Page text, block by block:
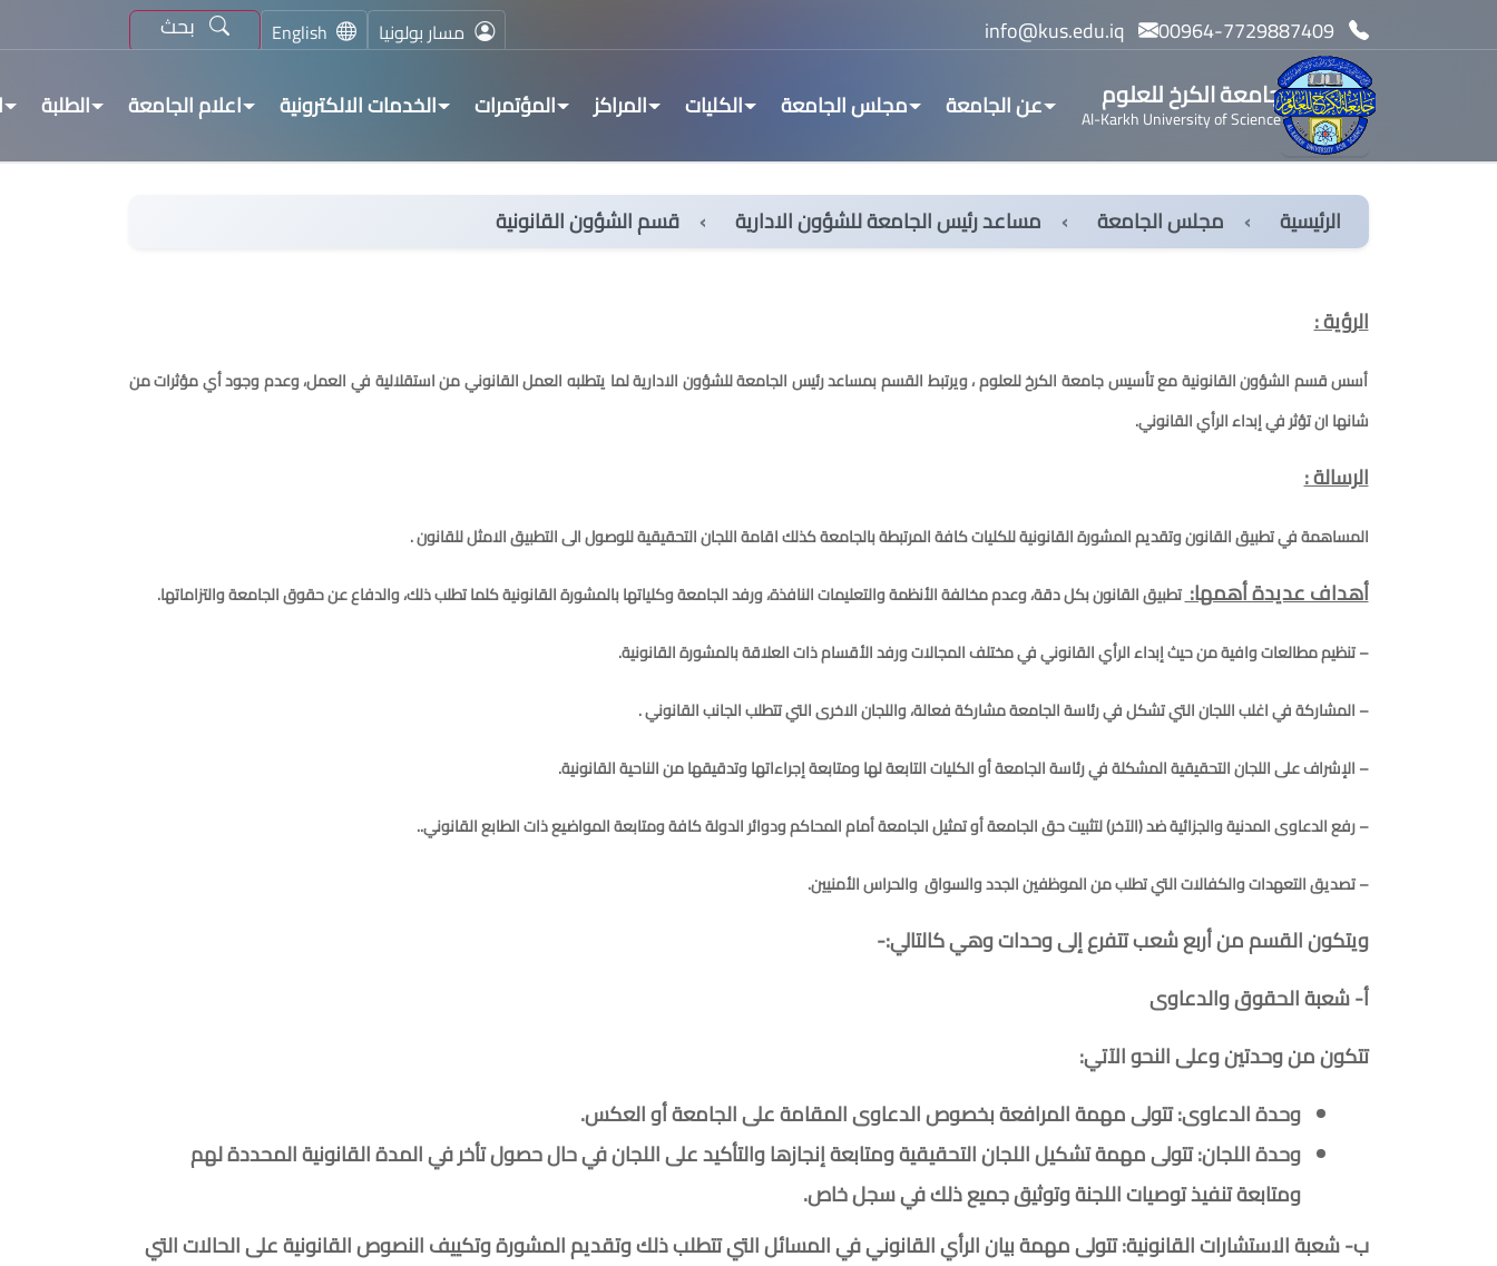
info@kus.edu.iq مسار بولونيا بحث
جامعة الكرخ للعلوم
Al-Karkh University of Science عن الجامعة مجلس الجامعة الكليات المراكز المؤتمرات الخدمات الالكترونية اعلام الجامعة الطلبة
الرئيسية مجلس الجامعة مساعد رئيس الجامعة للشؤون الادارية قسم الشؤون القانونية
الرؤية :
أسس قسم الشؤون القانونية مع تأسيس جامعة الكرخ للعلوم ، ويرتبط القسم بمساعد رئيس الجامعة للشؤون الادارية لما يتطلبه العمل القانوني من استقلالية في العمل، وعدم وجود أي مؤثرات من
شانها ان تؤثر في إبداء الرأي القانوني.
الرسالة :
المساهمة في تطبيق القانون وتقديم المشورة القانونية للكليات كافة المرتبطة بالجامعة كذلك اقامة اللجان التحقيقية للوصول الى التطبيق الامثل للقانون .
أهداف عديدة أهمها:تطبيق القانون بكل دقة، وعدم مخالفة الأنظمة والتعليمات النافذة، ورفد الجامعة وكلياتها بالمشورة القانونية كلما تطلب ذلك، والدفاع عن حقوق الجامعة والتزاماتها.
– تنظيم مطالعات وافية من حيث إبداء الرأي القانوني في مختلف المجالات ورفد الأقسام ذات العلاقة بالمشورة القانونية.
– المشاركة في اغلب اللجان التي تشكل في رئاسة الجامعة مشاركة فعالة، واللجان الاخرى التي تتطلب الجانب القانوني .
– الإشراف على اللجان التحقيقية المشكلة في رئاسة الجامعة أو الكليات التابعة لها ومتابعة إجراءاتها وتدقيقها من الناحية القانونية.
– رفع الدعاوى المدنية والجزائية ضد (الآخر) لتثبيت حق الجامعة أو تمثيل الجامعة أمام المحاكم ودوائر الدولة كافة ومتابعة المواضيع ذات الطابع القانوني..
– تصديق التعهدات والكفالات التي تطلب من الموظفين الجدد والسواق والحراس الأمنيين.
ويتكون القسم من أربع شعب تتفرع إلى وحدات وهي كالتالي:-
أ- شعبة الحقوق والدعاوى
تتكون من وحدتين وعلى النحو الآتي:
وحدة الدعاوى: تتولى مهمة المرافعة بخصوص الدعاوى المقامة على الجامعة أو العكس.
وحدة اللجان: تتولى مهمة تشكيل اللجان التحقيقية ومتابعة إنجازها والتأكيد على اللجان في حال حصول تأخر في المدة القانونية المحددة لهم
ومتابعة تنفيذ توصيات اللجنة وتوثيق جميع ذلك في سجل خاص.
ب- شعبة الاستشارات القانونية: تتولى مهمة بيان الرأي القانوني في المسائل التي تتطلب ذلك وتقديم المشورة وتكييف النصوص القانونية على الحالات التي